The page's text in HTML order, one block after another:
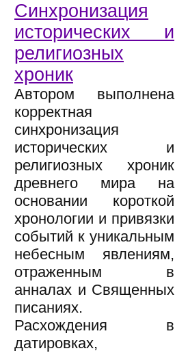
Синхронизация
исторических и
религиозных
хроник
Автором выполнена
корректная
синхронизация
исторических и
религиозных хроник
древнего мира на
основании короткой
хронологии и привязки
событий к уникальным
небесным явлениям,
отраженным в
анналах и Священных
писаниях.
Расхождения в
датировках,